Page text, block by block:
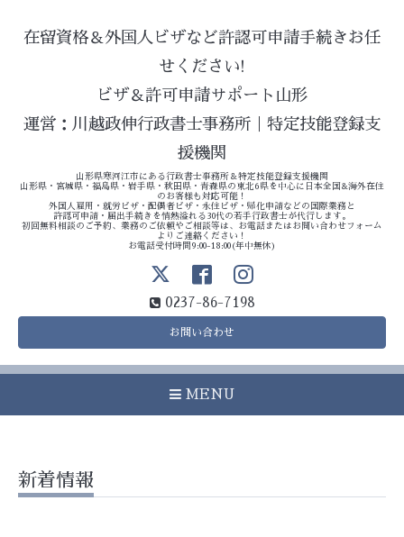
在留資格＆外国人ビザなど許認可申請手続きお任
せください!
ビザ＆許可申請サポート山形
運営：川越政伸行政書士事務所｜特定技能登録支
援機関
山形県寒河江市にある行政書士事務所＆特定技能登録支援機関
山形県・宮城県・福島県・岩手県・秋田県・青森県の東北6県を中心に日本全国&海外在住
のお客様も対応可能！
外国人雇用・就労ビザ・配偶者ビザ・永住ビザ・帰化申請などの国際業務と
許認可申請・届出手続きを情熱溢れる30代の若手行政書士が代行します。
初回無料相談のご予約、業務のご依頼やご相談等は、お電話またはお問い合わせフォーム
よりご連絡ください！
お電話受付時間9:00-18:00(年中無休)
0237-86-7198
お問い合わせ
MENU
新着情報